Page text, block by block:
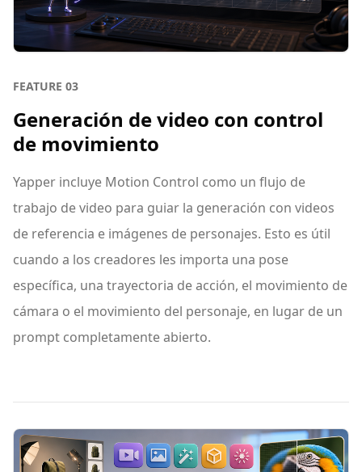
FEATURE 03
Generación de video con control
de movimiento
Yapper incluye Motion Control como un flujo de
trabajo de video para guiar la generación con videos
de referencia e imágenes de personajes. Esto es útil
cuando a los creadores les importa una pose
específica, una trayectoria de acción, el movimiento de
cámara o el movimiento del personaje, en lugar de un
prompt completamente abierto.